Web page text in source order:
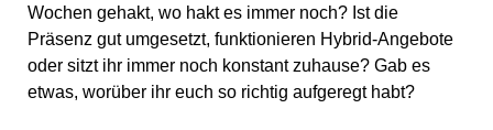
Wochen gehakt, wo hakt es immer noch? Ist die
Präsenz gut umgesetzt, funktionieren Hybrid-Angebote
oder sitzt ihr immer noch konstant zuhause? Gab es
etwas, worüber ihr euch so richtig aufgeregt habt?